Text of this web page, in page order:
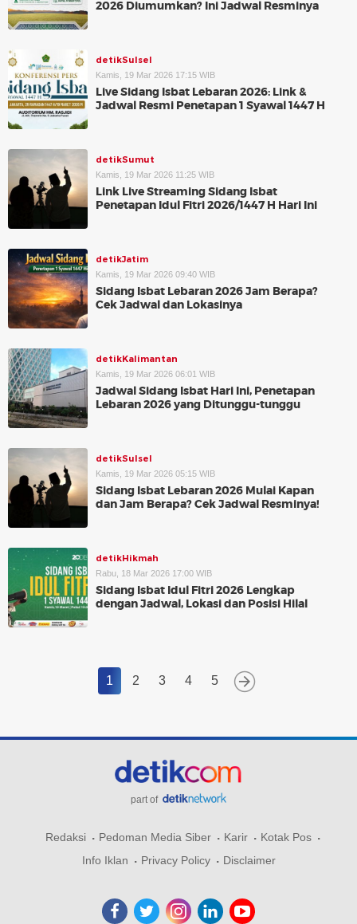
2026 Diumumkan? Ini Jadwal Resminya
detikSulsel
Kamis, 19 Mar 2026 17:15 WIB
Live Sidang Isbat Lebaran 2026: Link &
Jadwal Resmi Penetapan 1 Syawal 1447 H
detikSumut
Kamis, 19 Mar 2026 11:25 WIB
Link Live Streaming Sidang Isbat
Penetapan Idul Fitri 2026/1447 H Hari Ini
detikJatim
Kamis, 19 Mar 2026 09:40 WIB
Sidang Isbat Lebaran 2026 Jam Berapa?
Cek Jadwal dan Lokasinya
detikKalimantan
Kamis, 19 Mar 2026 06:01 WIB
Jadwal Sidang Isbat Hari Ini, Penetapan
Lebaran 2026 yang Ditunggu-tunggu
detikSulsel
Kamis, 19 Mar 2026 05:15 WIB
Sidang Isbat Lebaran 2026 Mulai Kapan
dan Jam Berapa? Cek Jadwal Resminya!
detikHikmah
Rabu, 18 Mar 2026 17:00 WIB
Sidang Isbat Idul Fitri 2026 Lengkap
dengan Jadwal, Lokasi dan Posisi Hilal
1 2 3 4 5
part of
Redaksi Pedoman Media Siber Karir
Kotak Pos
Info Iklan
Privacy Policy Disclaimer